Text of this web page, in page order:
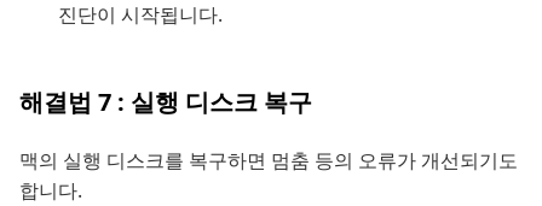
진단이 시작됩니다.
해결법 7 : 실행 디스크 복구
맥의 실행 디스크를 복구하면 멈춤 등의 오류가 개선되기도
합니다.